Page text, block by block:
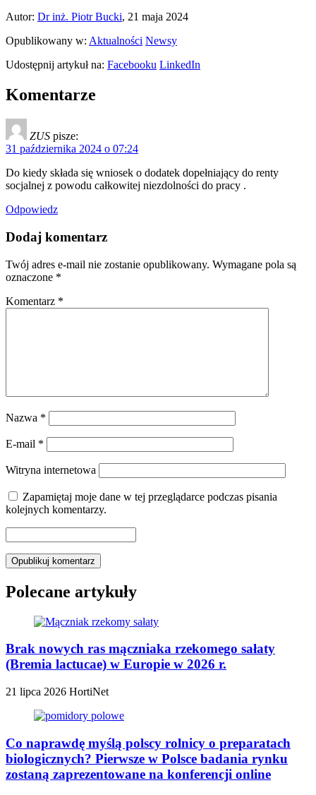
Autor: Dr inż. Piotr Bucki, 21 maja 2024
Opublikowany w: Aktualności Newsy
Udostępnij artykuł na: Facebooku LinkedIn
Komentarze
ZUS pisze:
31 października 2024 o 07:24
Do kiedy składa się wniosek o dodatek dopełniający do renty
socjalnej z powodu całkowitej niezdolności do pracy .
Odpowiedz
Dodaj komentarz
Twój adres e-mail nie zostanie opublikowany. Wymagane pola są
oznaczone *
Komentarz *
Nazwa *
E-mail *
Witryna internetowa
Zapamiętaj moje dane w tej przeglądarce podczas pisania
kolejnych komentarzy.
Polecane artykuły
Brak nowych ras mączniaka rzekomego sałaty
(Bremia lactucae) w Europie w 2026 r.
21 lipca 2026 HortiNet
Co naprawdę myślą polscy rolnicy o preparatach
biologicznych? Pierwsze w Polsce badania rynku
zostaną zaprezentowane na konferencji online